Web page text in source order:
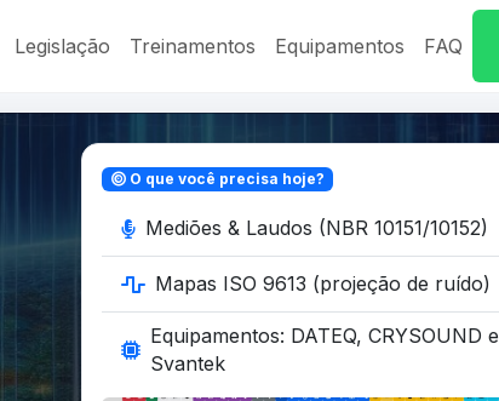
Legislação Treinamentos Equipamentos FAQ
O que você precisa hoje?
Mediões & Laudos (NBR 10151/10152)
Mapas ISO 9613 (projeção de ruído)
Equipamentos: DATEQ, CRYSOUND e
Svantek